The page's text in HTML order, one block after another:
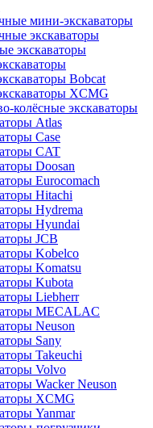
мини-экскаваторы
экскаваторы
экскаваторы
Bobcat
XCMG
колёсные экскаваторы
Atlas
Case
CAT
Doosan
Eurocomach
Hitachi
Hydrema
Hyundai
JCB
Kobelco
Komatsu
Kubota
Liebherr
MECALAC
Neuson
Sany
Takeuchi
Volvo
Wacker Neuson
XCMG
Yanmar